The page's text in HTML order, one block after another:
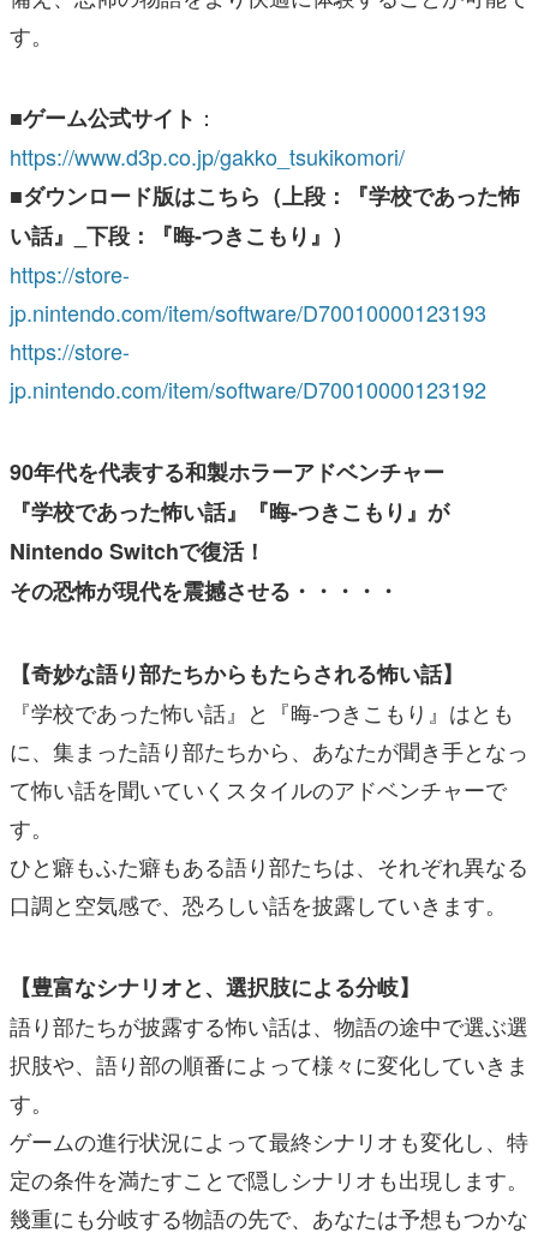
す。
■ゲーム公式サイト ：
https://www.d3p.co.jp/gakko_tsukikomori/
■ダウンロード版はこちら（上段：『学校であった怖
い話』_下段：『晦-つきこもり』）
https://store-
jp.nintendo.com/item/software/D70010000123193
https://store-
jp.nintendo.com/item/software/D70010000123192
90年代を代表する和製ホラーアドベンチャー
『学校であった怖い話』『晦-つきこもり』が
Nintendo Switchで復活！
その恐怖が現代を震撼させる・・・・・
【奇妙な語り部たちからもたらされる怖い話】
『学校であった怖い話』と『晦-つきこもり』はとも
に、集まった語り部たちから、あなたが聞き手となっ
て怖い話を聞いていくスタイルのアドベンチャーで
す。
ひと癖もふた癖もある語り部たちは、それぞれ異なる
口調と空気感で、恐ろしい話を披露していきます。
【豊富なシナリオと、選択肢による分岐】
語り部たちが披露する怖い話は、物語の途中で選ぶ選
択肢や、語り部の順番によって様々に変化していきま
す。
ゲームの進行状況によって最終シナリオも変化し、特
定の条件を満たすことで隠しシナリオも出現します。
幾重にも分岐する物語の先で、あなたは予想もつかな